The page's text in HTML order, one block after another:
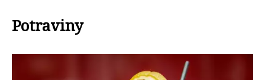
Potraviny